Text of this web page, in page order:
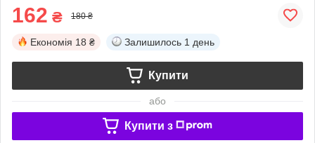
162 ₴ 180 ₴
Економія 18 ₴ Залишилось 1 день
Купити
або
Купити з